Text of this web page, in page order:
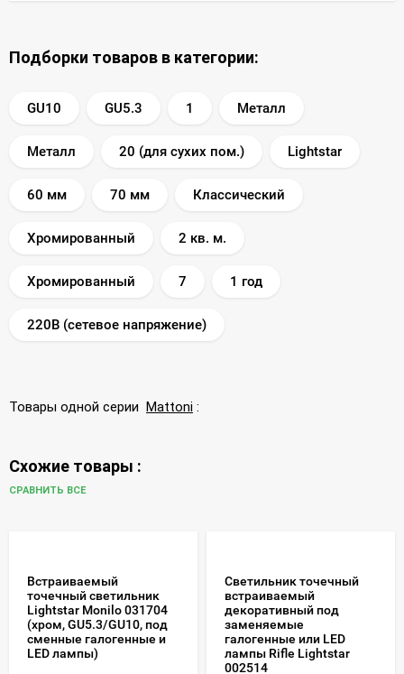
Подборки товаров в категории:
GU10 GU5.3 1 Металл
Металл 20 (для сухих пом.) Lightstar
60 мм 70 мм Классический
Хромированный 2 кв. м.
Хромированный 7 1 год
220В (сетевое напряжение)
Товары одной серии Mattoni :
Схожие товары :
СРАВНИТЬ ВСЕ
Встраиваемый
точечный светильник
Lightstar Monilo 031704
(хром, GU5.3/GU10, под
сменные галогенные и
LED лампы)
Светильник точечный
встраиваемый
декоративный под
заменяемые
галогенные или LED
лампы Rifle Lightstar
002514